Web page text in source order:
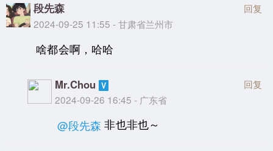
段先森
2024-09-25 11:55 - 甘肃省兰州市
回复
啥都会啊，哈哈
Mr.Chou
2024-09-26 16:45 - 广东省
回复
@段先森 非也非也～